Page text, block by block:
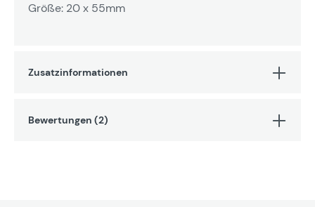
Größe: 20 x 55mm
Zusatzinformationen
Bewertungen (2)